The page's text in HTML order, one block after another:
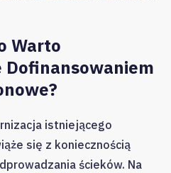
Warto
istniejącego
się z koniecznością
ścieków. Na